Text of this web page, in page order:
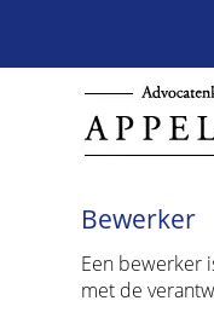
Bewerker
Een bewerker
met de